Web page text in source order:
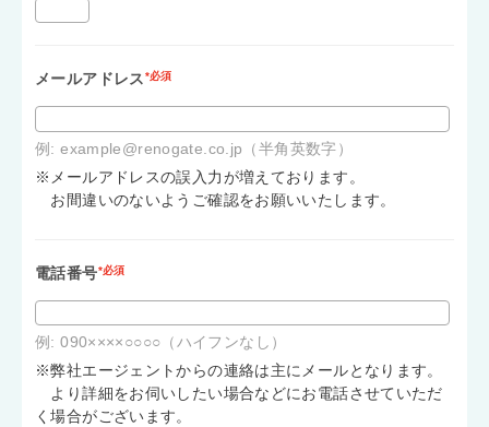
メールアドレス*必須
例: example@renogate.co.jp（半角英数字）
※メールアドレスの誤入力が増えております。
お間違いのないようご確認をお願いいたします。
電話番号*必須
例: 090××××○○○○（ハイフンなし）
※弊社エージェントからの連絡は主にメールとなります。
より詳細をお伺いしたい場合などにお電話させていただ
く場合がございます。